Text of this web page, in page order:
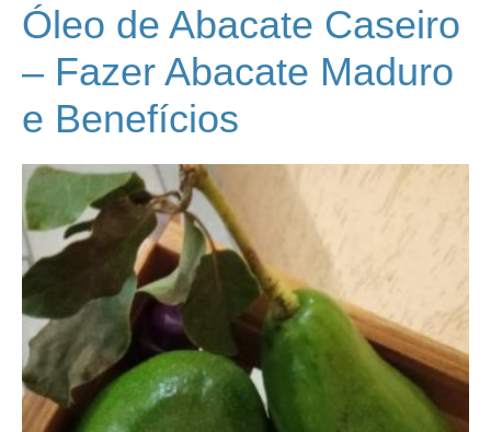
Óleo de Abacate Caseiro
– Fazer Abacate Maduro
e Benefícios